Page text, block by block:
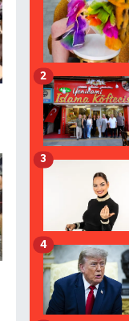
2
3
4